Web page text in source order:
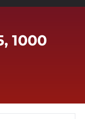
1000